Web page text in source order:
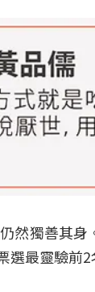
然獨善其
最靈驗前